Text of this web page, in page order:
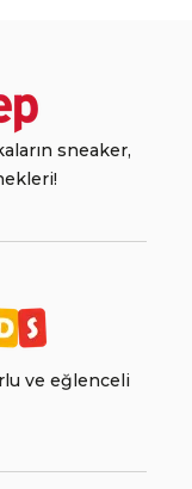
sneaker,
ve eğlenceli